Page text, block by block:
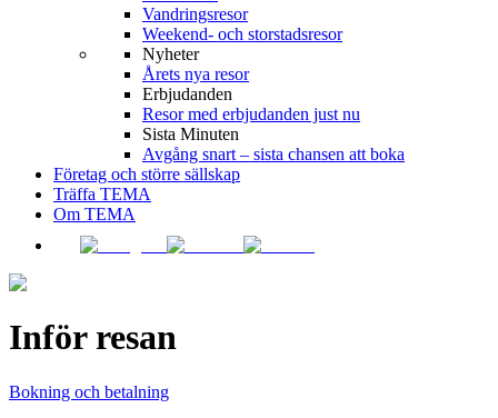
Vandringsresor
Weekend- och storstadsresor
Nyheter
Årets nya resor
Erbjudanden
Resor med erbjudanden just nu
Sista Minuten
Avgång snart – sista chansen att boka
Företag och större sällskap
Träffa TEMA
Om TEMA
Inför resan
Bokning och betalning